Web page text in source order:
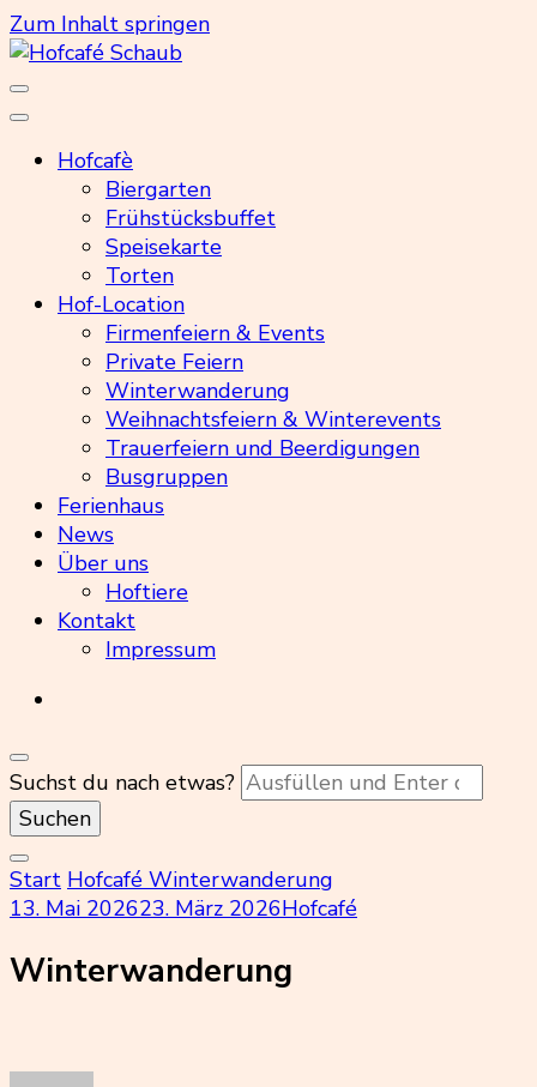
Zum Inhalt springen
Hofcafé Schaub
Hofcafè
Biergarten
Frühstücksbuffet
Speisekarte
Torten
Hof-Location
Firmenfeiern & Events
Private Feiern
Winterwanderung
Weihnachtsfeiern & Winterevents
Trauerfeiern und Beerdigungen
Busgruppen
Ferienhaus
News
Über uns
Hoftiere
Kontakt
Impressum
Suchst du nach etwas?
Start Hofcafé Winterwanderung
13. Mai 202623. März 2026Hofcafé
Winterwanderung